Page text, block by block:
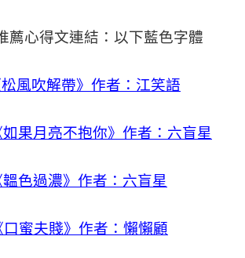
薦心得文連結：以下藍色字體
松風吹解帶》作者：江笑語
如果月亮不抱你》作者：六盲星
韞色過濃》作者：六盲星
口蜜夫賤》作者：懶懶顧